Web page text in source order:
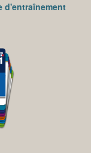
d'entraînement